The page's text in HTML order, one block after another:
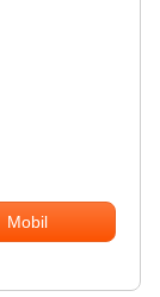
Mobil